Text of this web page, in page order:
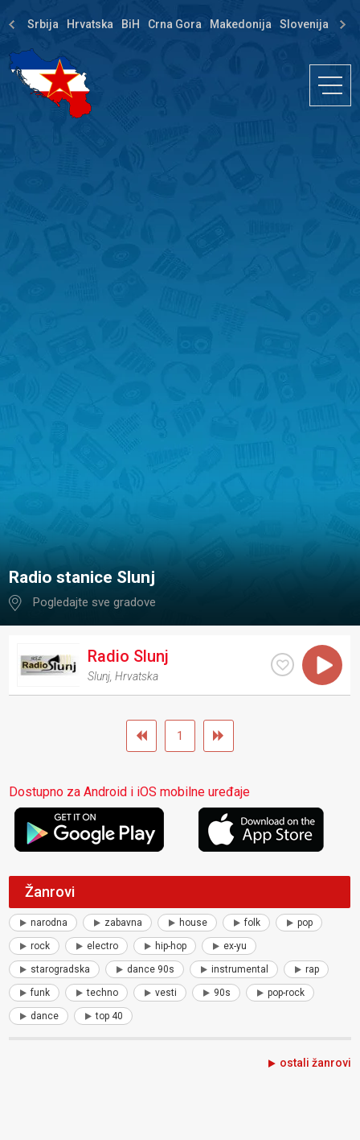
Srbija Hrvatska BiH Crna Gora Makedonija Slovenija
Radio stanice Slunj
Pogledajte sve gradove
Radio Slunj
Slunj ,Hrvatska
1
Dostupno za Android i iOS mobilne uređaje
Žanrovi
narodna zabavna house folk pop
rock electro hip-hop ex-yu
starogradska dance 90s instrumental rap
funk techno vesti 90s pop-rock
dance top 40
ostali žanrovi